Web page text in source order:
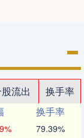
流出
换手率
换手率
79.39%